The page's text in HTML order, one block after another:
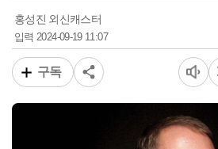
홍성진 외신캐스터
입력2024-09-19 11:07
구독